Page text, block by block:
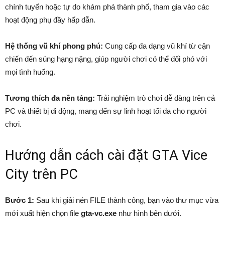
chính tuyến hoặc tự do khám phá thành phố, tham gia vào các
hoạt động phụ đầy hấp dẫn.
Hệ thống vũ khí phong phú: Cung cấp đa dạng vũ khí từ cận
chiến đến súng hạng nặng, giúp người chơi có thể đối phó với
mọi tình huống.
Tương thích đa nền tảng: Trải nghiệm trò chơi dễ dàng trên cả
PC và thiết bị di động, mang đến sự linh hoạt tối đa cho người
chơi.
Hướng dẫn cách cài đặt GTA Vice
City trên PC
Bước 1: Sau khi giải nén FILE thành công, bạn vào thư mục vừa
mới xuất hiện chọn file gta-vc.exe như hình bên dưới.